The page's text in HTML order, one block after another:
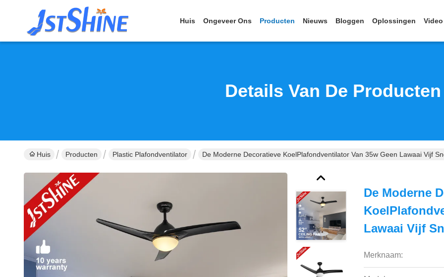
Huis Ongeveer Ons Producten Nieuws Bloggen Oplossingen Video
Details Van De Producten
Huis Producten Plastic Plafondventilator De Moderne Decoratieve KoelPlafondventilator Van 35w Geen Lawaai Vijf
De Moderne
Lawaai Vijf
Merknaam: